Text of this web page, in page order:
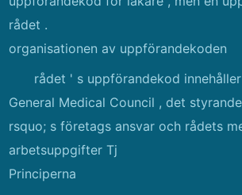
rådet .
organisationen av uppförandekoden
rådet ' s uppförandekod
General Medical Council , det
rsquo; s företags ansvar och rådets
arbetsuppgifter Tj
Principerna